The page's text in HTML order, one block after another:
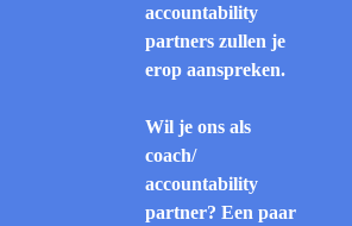
accountability
partners zullen je
erop aanspreken.
Wil je ons als
coach/
accountability
partner? Een paar